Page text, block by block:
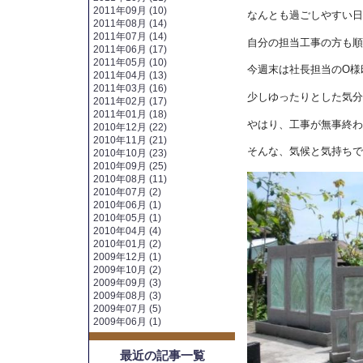
なんとも過ごしやすい
自分の担当工事の方も
今週末は社長担当のO
少しゆったりとした気分
やはり、工事が無事終
そんな、気候と気持ち
2011年09月 (10)
2011年08月 (14)
2011年07月 (14)
2011年06月 (17)
2011年05月 (10)
2011年04月 (13)
2011年03月 (16)
2011年02月 (17)
2011年01月 (18)
2010年12月 (22)
2010年11月 (21)
2010年10月 (23)
2010年09月 (25)
2010年08月 (11)
2010年07月 (2)
2010年06月 (1)
2010年05月 (1)
2010年04月 (4)
2010年01月 (2)
2009年12月 (1)
2009年10月 (2)
2009年09月 (3)
2009年08月 (3)
2009年07月 (5)
2009年06月 (1)
最近の記事一覧